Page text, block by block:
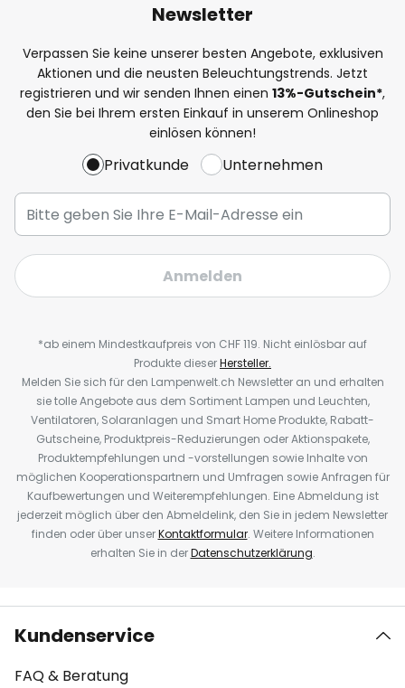
Newsletter
Verpassen Sie keine unserer besten Angebote, exklusiven
Aktionen und die neusten Beleuchtungstrends. Jetzt
registrieren und wir senden Ihnen einen 13%-Gutschein*,
den Sie bei Ihrem ersten Einkauf in unserem Onlineshop
einlösen können!
Privatkunde Unternehmen
Anmelden
*ab einem Mindestkaufpreis von CHF 119. Nicht einlösbar auf
Produkte dieserHersteller.
Melden Sie sich für den Lampenwelt.ch Newsletter an und erhalten
sie tolle Angebote aus dem Sortiment Lampen und Leuchten,
Ventilatoren, Solaranlagen und Smart Home Produkte, Rabatt-
Gutscheine, Produktpreis-Reduzierungen oder Aktionspakete,
Produktempfehlungen und -vorstellungen sowie Inhalte von
möglichen Kooperationspartnern und Umfragen sowie Anfragen für
Kaufbewertungen und Weiterempfehlungen. Eine Abmeldung ist
jederzeit möglich über den Abmeldelink, den Sie in jedem Newsletter
finden oder über unserKontaktformular. Weitere Informationen
erhalten Sie in derDatenschutzerklärung.
Kundenservice
FAQ & Beratung